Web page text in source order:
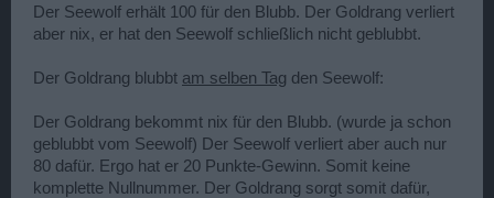
Der Seewolf erhält 100 für den Blubb. Der Goldrang verliert
aber nix, er hat den Seewolf schließlich nicht geblubbt.
Der Goldrang blubbt am selben Tag den Seewolf:
Der Goldrang bekommt nix für den Blubb. (wurde ja schon
geblubbt vom Seewolf) Der Seewolf verliert aber auch nur
80 dafür. Ergo hat er 20 Punkte-Gewinn. Somit keine
komplette Nullnummer. Der Goldrang sorgt somit dafür,